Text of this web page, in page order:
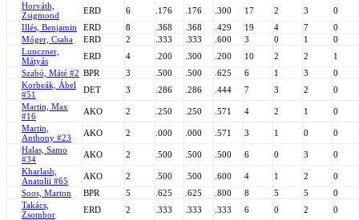
Horváth,
Zsigmond
ERD 6 .176 .176 .300 17 2 3
0
Illés, Benjamin
ERD 8 .368 .368 .429 19 4 7
0
Móger, Csaba
ERD 2 .333 .333 .600 3 0 1
0
Lunczner,
Mátyás
ERD 4 .200 .300 .200 10 2 2
1
Szabó, Máté #2 BPR 3 .500 .500 .625 6 1 3
0
Korbeák, Ábel
#51
DET 3 .286 .286 .444 7 3 2
0
Martin, Max
#16
AKO 2 .250 .250 .571 4 2 1
0
Martin,
Anthony #23
AKO 2 .000 .000 .571 3 1 0
0
Halas, Samo
#34
AKO 2 .500 .500 .500 6 0 3
0
Kharlash,
Anatolii #65
AKO 2 .500 .500 .600 4 1 2
0
Soos, Marton
BPR 5 .625 .625 .800 8 5 5
0
Takács,
Zsombor
ERD 2 .333 .333 .333 6 0 2
0